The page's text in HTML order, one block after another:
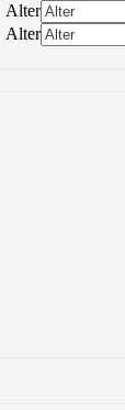
Alter
Alter